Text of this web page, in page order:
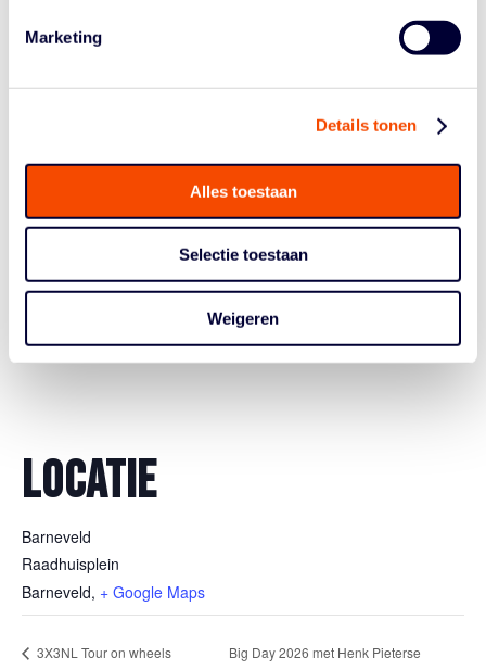
Marketing
Details tonen
Alles toestaan
Selectie toestaan
Weigeren
ORGANISATOR
LOCATIE
Barneveld
Raadhuisplein
Barneveld, + Google Maps
3X3NL Tour on wheels
Big Day 2026 met Henk Pieterse